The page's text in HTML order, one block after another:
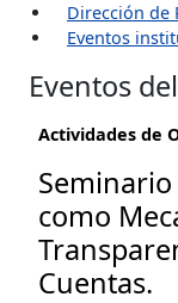
Dirección de
Eventos
Eventos
Actividades de
como
Cuentas.